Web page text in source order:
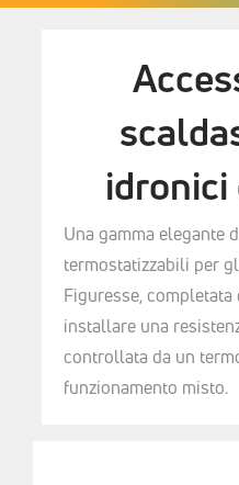
idronici
Una gamma elegante
termostatizzabili per
Figuresse,
installare una
controllata da un
funzionamento misto.